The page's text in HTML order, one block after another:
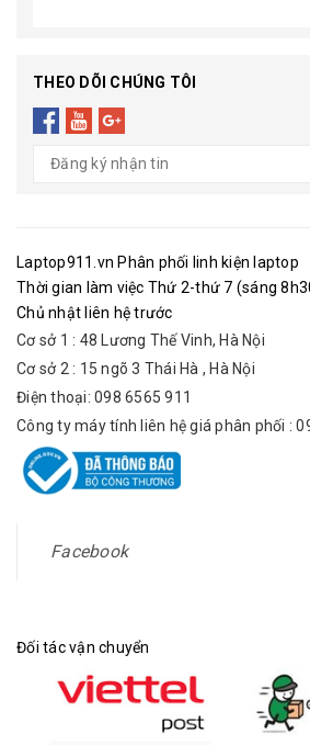
THEO DÕI CHÚNG TÔI
Laptop911.vn Phân phối linh kiện laptop
Thời gian làm việc Thứ 2-thứ 7 (sáng
Chủ nhật liên hệ trước
Cơ sở 1 : 48 Lương Thế Vinh, Hà Nội
Cơ sở 2 : 15 ngõ 3 Thái Hà , Hà Nội
Điện thoại: 098 6565 911
Công ty máy tính liên hệ giá phân phối :
Facebook
Đối tác vận chuyển